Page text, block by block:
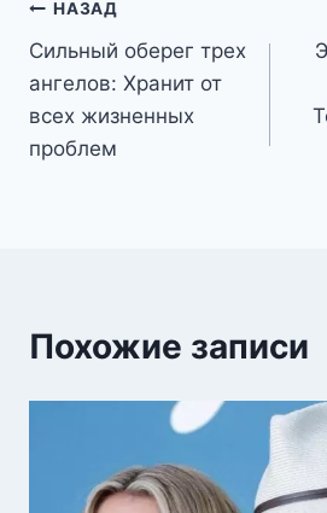
Навигация
по
записям
НАЗАД
Сильный оберег трех
ангелов: Хранит от
всех жизненных
проблем
Похожие записи